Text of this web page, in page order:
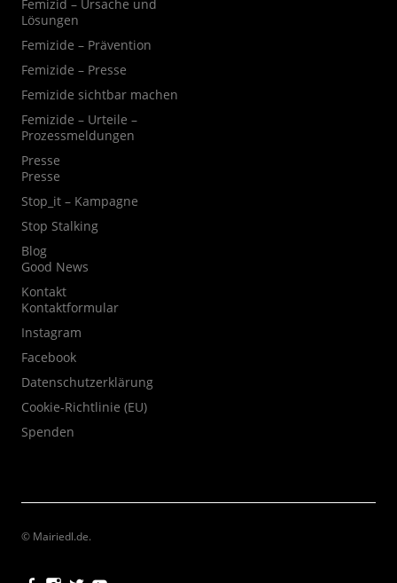
Femizid – Ursache und
Lösungen
Femizide – Prävention
Femizide – Presse
Femizide sichtbar machen
Femizide – Urteile –
Prozessmeldungen
Presse
Presse
Stop_it – Kampagne
Stop Stalking
Blog
Good News
Kontakt
Kontaktformular
Instagram
Facebook
Datenschutzerklärung
Cookie-Richtlinie (EU)
Spenden
© Mairiedl.de